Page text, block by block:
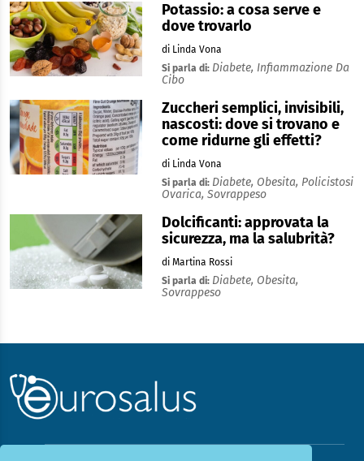
Potassio: a cosa serve e
dove trovarlo
di Linda Vona
Si parla di: Diabete, Infiammazione Da
Cibo
Zuccheri semplici, invisibili,
nascosti: dove si trovano e
come ridurne gli effetti?
di Linda Vona
Si parla di: Diabete, Obesita, Policistosi
Ovarica, Sovrappeso
Dolcificanti: approvata la
sicurezza, ma la salubrità?
di Martina Rossi
Si parla di: Diabete, Obesita,
Sovrappeso